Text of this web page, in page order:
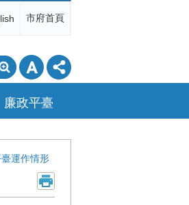
市府首頁
搜
尋
廉政平臺
運作情形